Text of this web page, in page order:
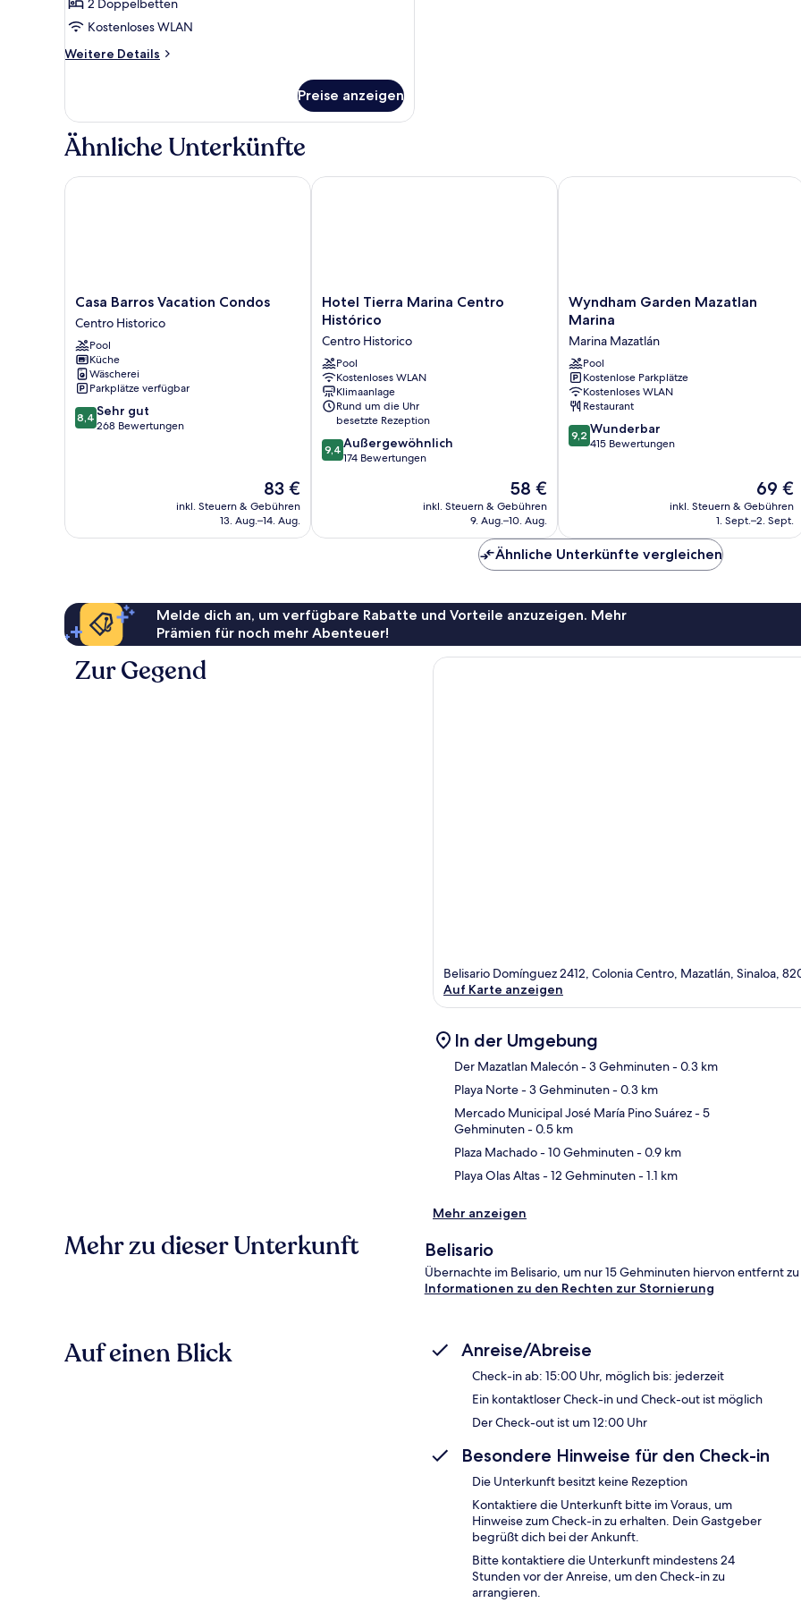
4
anzeigen
2 Doppelbetten
Kostenloses WLAN
Weitere Details
Weitere
4
Preise anzeigen
Ähnliche Unterkünfte
Casa
Barros
Vacation
Condos
Centro
Historico
Casa Barros Vacation Condos
Centro Historico
Pool
Küche
Wäscherei
Parkplätze verfügbar
8.4
von
8,4 Sehr gut
268 Bewertungen
Der
Preis
beträgt
83 €
inkl. Steuern & Gebühren
13. Aug.–14. Aug.
Casa Barros Vacation Condos
Hotel
Tierra
Centro
Histórico
Centro
Historico
Hotel Tierra Marina Centro
Histórico
Centro Historico
Pool
Kostenloses WLAN
Klimaanlage
Rund um die Uhr
besetzte Rezeption
9.4
von
9,4 Außergewöhnlich
174 Bewertungen
Der
Preis
beträgt
58 €
inkl. Steuern & Gebühren
9. Aug.–10. Aug.
Hotel Tierra Marina Centro Histórico
Wyndham
Garden
Marina
Marina
Mazatlán
Wyndham Garden Mazatlan
Marina
Marina Mazatlán
Pool
Kostenlose Parkplätze
Kostenloses WLAN
Restaurant
9.2
von
9,2 Wunderbar
415 Bewertungen
Der
Preis
beträgt
69 €
inkl. Steuern & Gebühren
1. Sept.–2. Sept.
Wyndham Garden Mazatlan Marina
Ähnliche Unterkünfte vergleichen
Melde dich an, um verfügbare Rabatte und Vorteile anzuzeigen. Mehr
Prämien für noch mehr Abenteuer!
Zur Gegend
Belisario Domínguez 2412, Colonia Centro, Mazatlán, Sinaloa,
Auf Karte anzeigen
In der Umgebung
Der Mazatlan Malecón- 3 Gehminuten- 0.3 km
Playa Norte- 3 Gehminuten- 0.3 km
Mercado Municipal José María Pino Suárez- 5
Gehminuten- 0.5 km
Plaza Machado- 10 Gehminuten- 0.9 km
Playa Olas Altas- 12 Gehminuten- 1.1 km
Mehr anzeigen
Mehr zu dieser Unterkunft Belisario
Übernachte im Belisario, um nur 15 Gehminuten hiervon entfernt
Informationen zu den Rechten zur Stornierung
Auf einen Blick Anreise/Abreise
Check-in ab: 15:00 Uhr, möglich bis: jederzeit
Ein kontaktloser Check-in und Check-out ist möglich
Der Check-out ist um 12:00 Uhr
Besondere Hinweise für den Check-in
Die Unterkunft besitzt keine Rezeption
Kontaktiere die Unterkunft bitte im Voraus, um
Hinweise zum Check-in zu erhalten. Dein Gastgeber
begrüßt dich bei der Ankunft.
Bitte kontaktiere die Unterkunft mindestens 24
Stunden vor der Anreise, um den Check-in zu
arrangieren.